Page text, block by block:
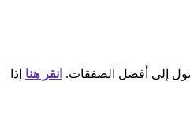
إلى أفضل الصفقات. انقر هنا إذا